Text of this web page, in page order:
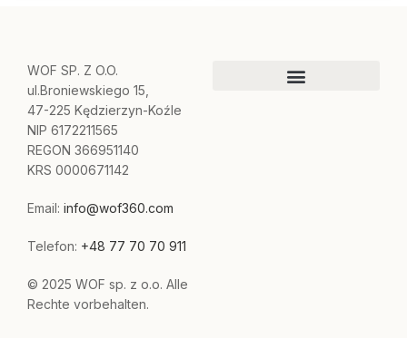
WOF SP. Z O.O.
ul.Broniewskiego 15,
47-225 Kędzierzyn-Koźle
NIP 6172211565
REGON 366951140
KRS 0000671142
Email: info@wof360.com
Telefon: +48 77 70 70 911
© 2025 WOF sp. z o.o. Alle
Rechte vorbehalten.